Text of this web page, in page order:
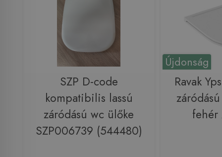
SZP D-code
kompatibilis lassú
záródású wc ülőke
SZP006739 (544480)
Újdonság
Ravak
fehér